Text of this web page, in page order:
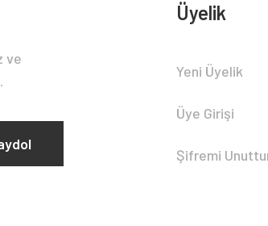
ve
Üyelik
Yeni Üyelik
Üye Girişi
Şifremi